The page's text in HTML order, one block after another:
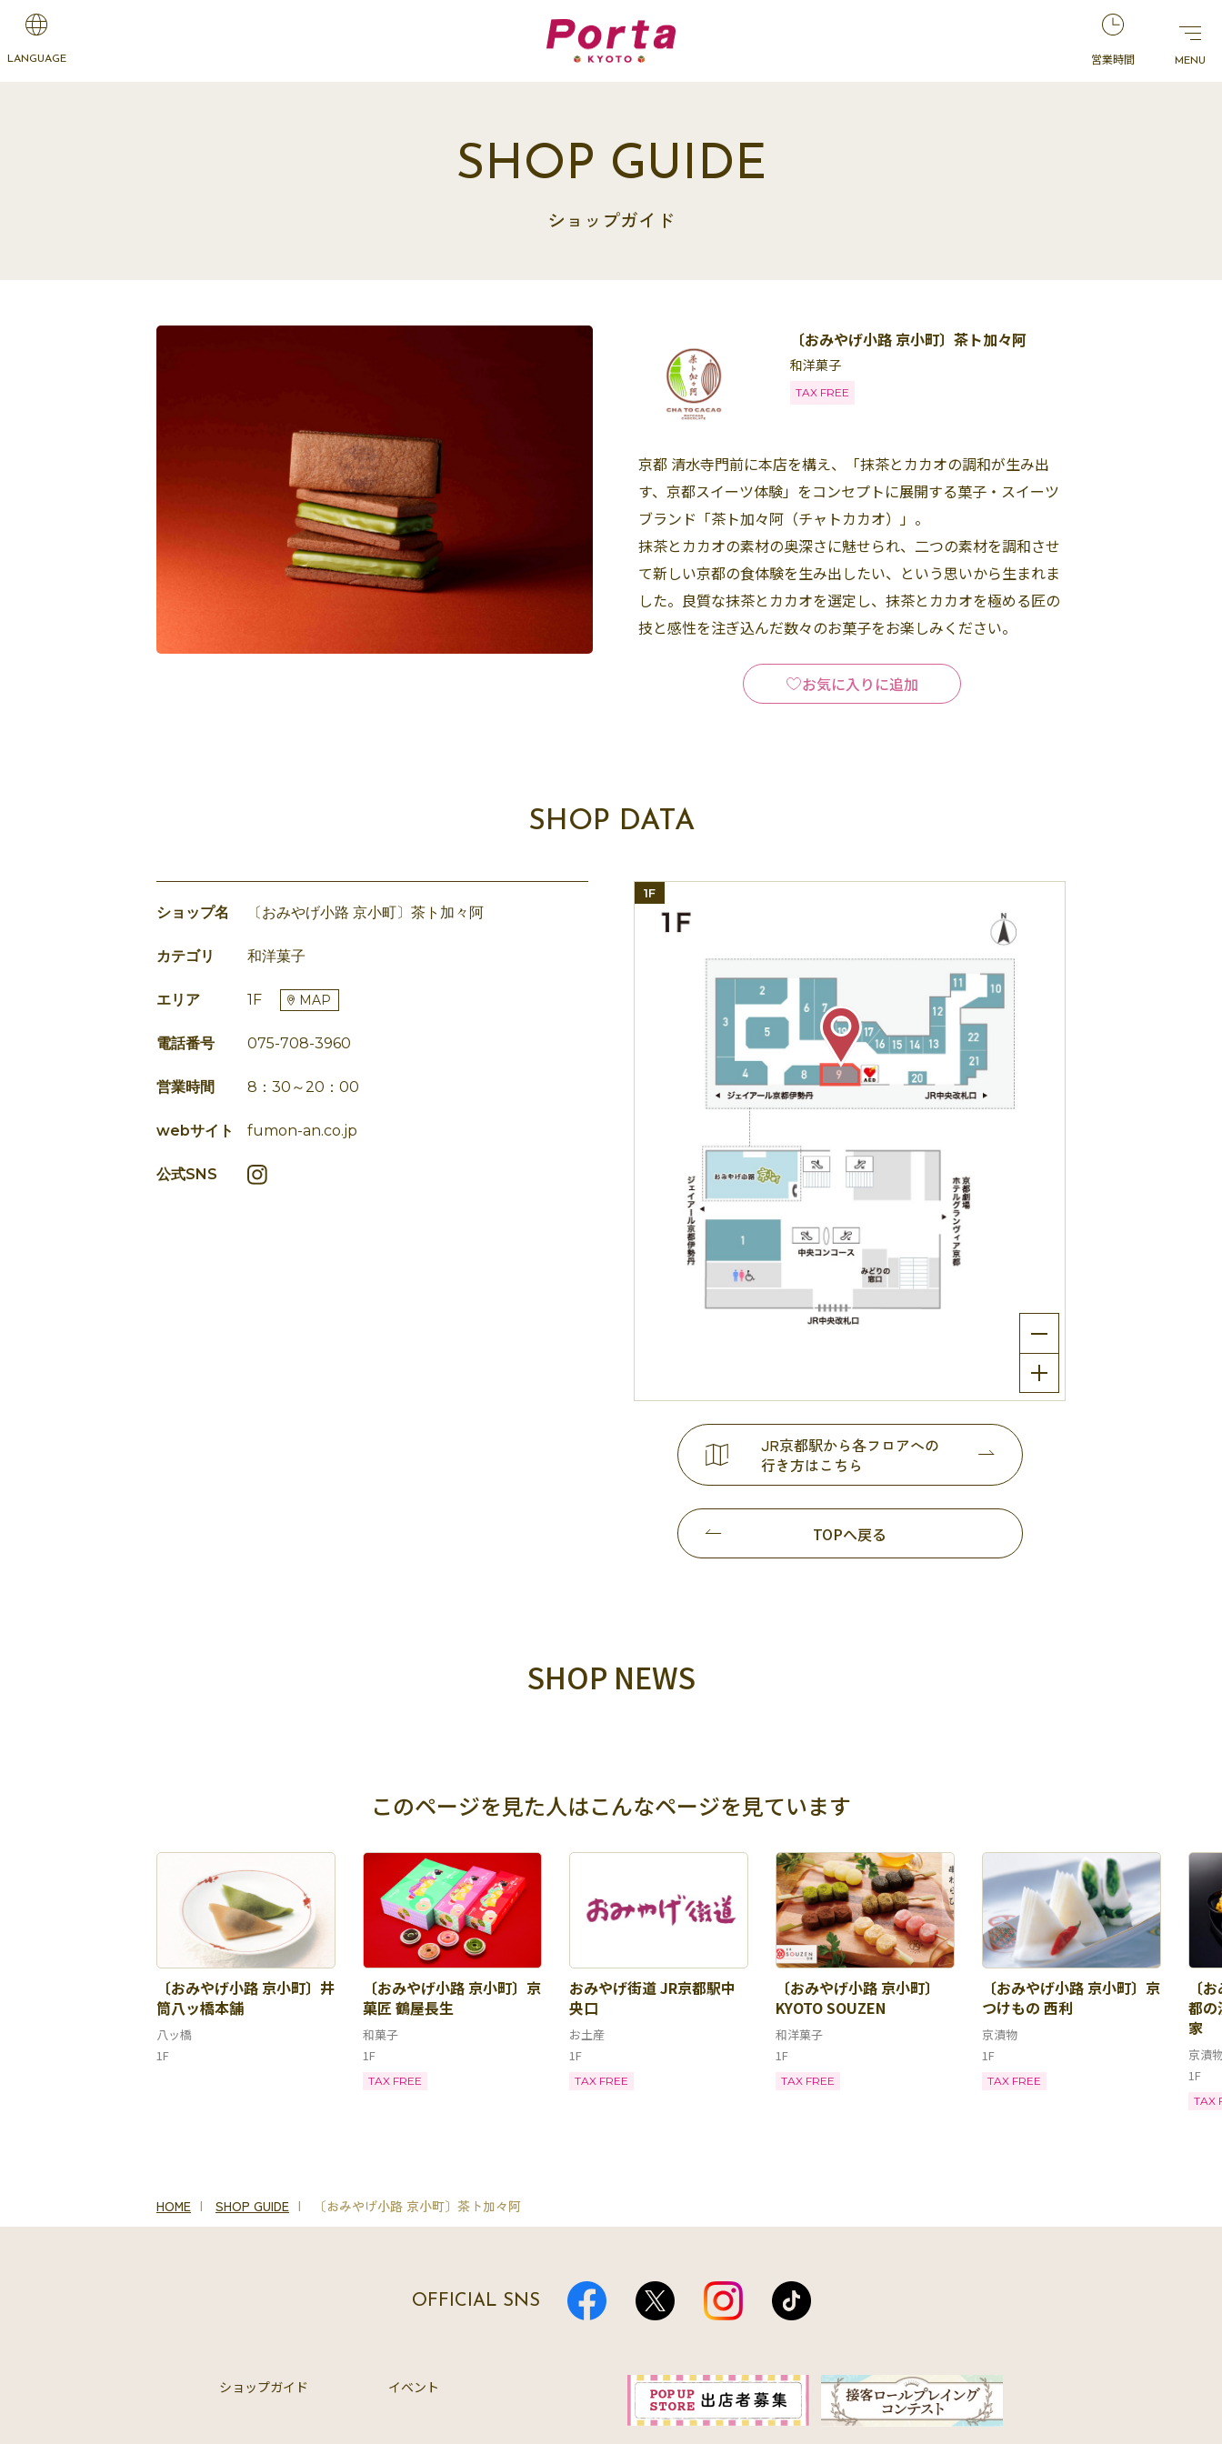
LANGUAGE 営業時間
SHOP GUIDE
ショップガイド
〔おみやげ小路 京小町〕茶ト加々阿
和洋菓子
TAX FREE
京都 清水寺門前に本店を構え、「抹茶とカカオの調和が生み出
す、京都スイーツ体験」をコンセプトに展開する菓子・スイーツ
ブランド「茶ト加々阿（チャトカカオ）」。
抹茶とカカオの素材の奥深さに魅せられ、二つの素材を調和させ
て新しい京都の食体験を生み出したい、という思いから生まれま
した。良質な抹茶とカカオを選定し、抹茶とカカオを極める匠の
技と感性を注ぎ込んだ数々のお菓子をお楽しみください。
お気に入りに追加
SHOP DATA
ショップ名 〔おみやげ小路 京小町〕茶ト加々阿
カテゴリ 和洋菓子
エリア 1F MAP
電話番号 075-708-3960
営業時間 8：30～20：00
webサイト fumon-an.co.jp
公式SNS
1F
JR京都駅から各フロアへの
行き方はこちら
TOPへ戻る
SHOP NEWS
このページを見た人はこんなページを見ています
〔おみやげ小路 京小町〕井
筒八ッ橋本舗
八ッ橋
1F
〔おみやげ小路 京小町〕京
菓匠 鶴屋長生
和菓子
1F
TAX FREE
おみやげ街道 JR京都駅中
央口
お土産
1F
TAX FREE
〔おみやげ小路 京小町〕
KYOTO SOUZEN
和洋菓子
1F
TAX FREE
〔おみやげ小路 京小町〕京
つけもの 西利
京漬物
1F
TAX FREE
〔
都の
家
京漬
1F
TAX
HOME SHOP GUIDE 〔おみやげ小路 京小町〕茶ト加々阿
OFFICIAL SNS
ショップガイド イベント